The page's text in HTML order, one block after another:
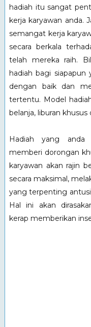
hadiah itu sangat
kerja karyawan anda.
semangat kerja
secara berkala
telah mereka raih.
hadiah bagi
dengan baik dan
tertentu. Model
belanja, liburan khusus
Hadiah yang anda
memberi dorongan
karyawan akan rajin
secara maksimal,
yang terpenting
Hal ini akan
kerap memberikan